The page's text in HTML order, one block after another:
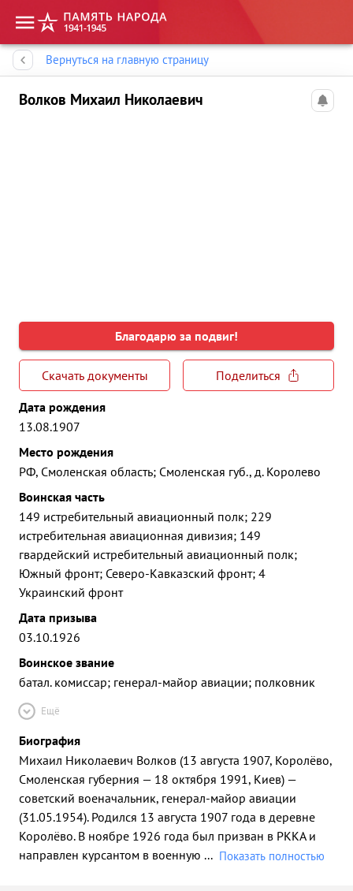
Вернуться на главную страницу
Волков Михаил Николаевич
Благодарю за подвиг!
Скачать документы
Поделиться
Дата рождения
13.08.1907
Место рождения
РФ, Смоленская область; Смоленская губ., д. Королево
Воинская часть
149 истребительный авиационный полк; 229
истребительная авиационная дивизия; 149
гвардейский истребительный авиационный полк;
Южный фронт; Северо-Кавказский фронт; 4
Украинский фронт
Дата призыва
03.10.1926
Воинское звание
батал. комиссар; генерал-майор авиации; полковник
Ещё
Биография
Михаил Николаевич Волков (13 августа 1907, Королёво,
Смоленская губерния — 18 октября 1991, Киев) —
советский военачальник, генерал-майор авиации
(31.05.1954). Родился 13 августа 1907 года в деревне
Королёво. В ноябре 1926 года был призван в РККА и
направлен курсантом в военную ... Показать полностью
Память народа